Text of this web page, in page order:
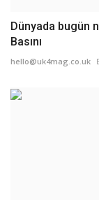
Dünyada bugün
Basını
hello@uk4mag.co.uk